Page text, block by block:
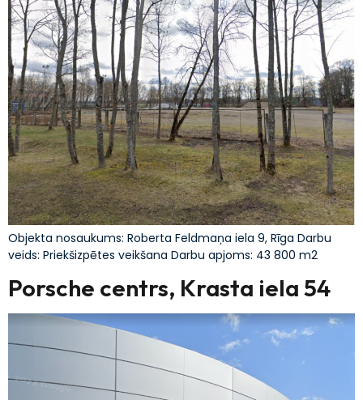
Objekta nosaukums: Roberta Feldmaņa iela 9, Rīga Darbu
veids: Priekšizpētes veikšana Darbu apjoms: 43 800 m2
Porsche centrs, Krasta iela 54